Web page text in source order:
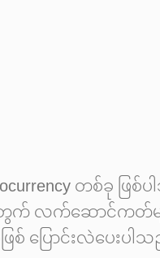
တစ်ခု ဖြစ်
တွက် လက်ဆောင်ကတ်မ
ပြောင်းလဲပေးပါ